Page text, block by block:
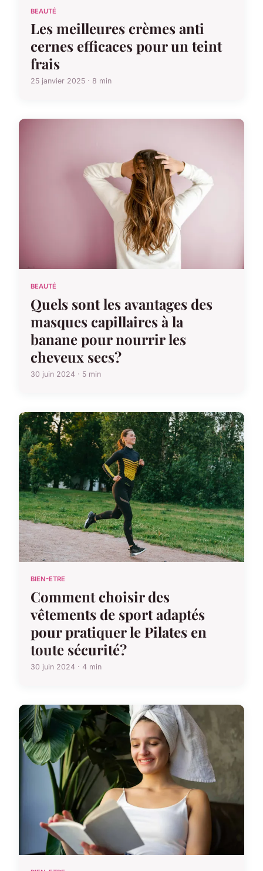
BEAUTÉ
Les meilleures crèmes anti
cernes efficaces pour un teint
frais
25 janvier 2025 · 8 min
BEAUTÉ
Quels sont les avantages des
masques capillaires à la
banane pour nourrir les
cheveux secs?
30 juin 2024 · 5 min
BIEN-ETRE
Comment choisir des
vêtements de sport adaptés
pour pratiquer le Pilates en
toute sécurité?
30 juin 2024 · 4 min